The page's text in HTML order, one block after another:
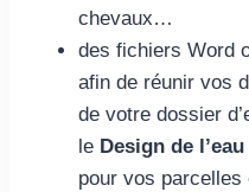
chevaux…
des fichiers Word
afin de réunir vos
de votre dossier
le Design de
pour vos